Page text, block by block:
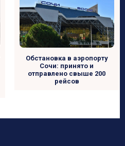
Обстановка в аэропорту
Сочи: принято и
отправлено свыше 200
рейсов